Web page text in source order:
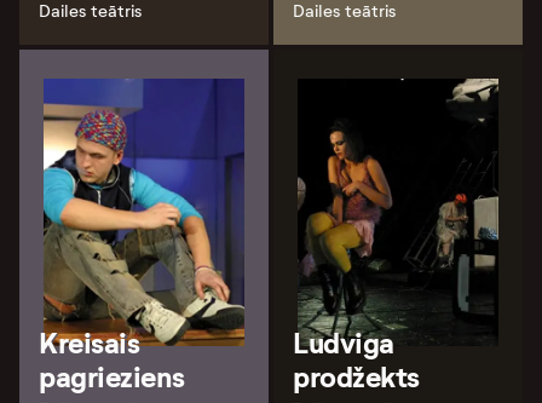
Dailes teātris Dailes teātris
Kreisais
pagrieziens
Ludviga
prodžekts